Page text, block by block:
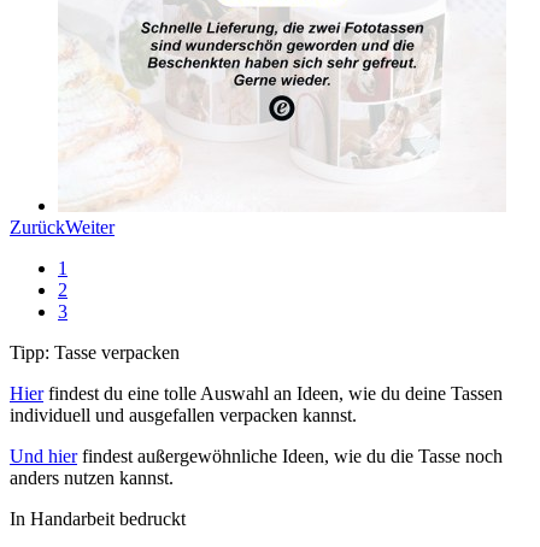
ZurückWeiter
1
2
3
Tipp: Tasse verpacken
Hierfindest du eine tolle Auswahl an Ideen, wie du deine Tassen
individuell und ausgefallen verpacken kannst.
Und hierfindest außergewöhnliche Ideen, wie du die Tasse noch
anders nutzen kannst.
In Handarbeit bedruckt